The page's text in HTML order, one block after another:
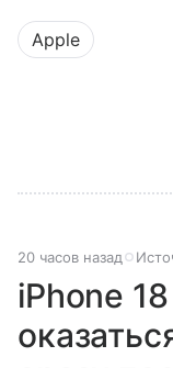
Apple
20 часов назад
iPhone